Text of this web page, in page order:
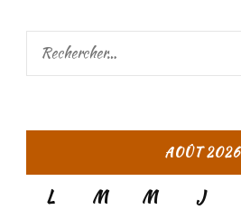
Rechercher :
AOÛT 2026
L M M J